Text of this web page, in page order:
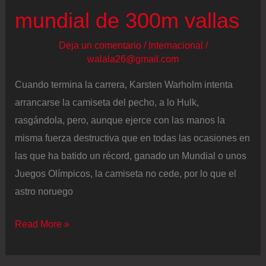
mundial de 300m vallas
Deja un comentario / Internacional /
walala26@gmail.com
Cuando termina la carrera, Karsten Warholm intenta
arrancarse la camiseta del pecho, a lo Hulk,
rasgándola, pero, aunque ejerce con las manos la
misma fuerza destructiva que en todas las ocasiones en
las que ha batido un récord, ganado un Mundial o unos
Juegos Olímpicos, la camiseta no cede, por lo que el
astro noruego
Mohamed
Read More »